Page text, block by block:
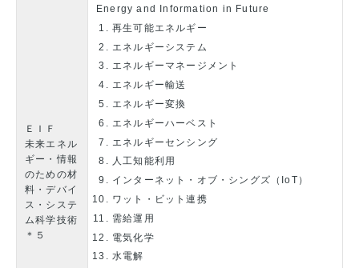
ＥＩＦ
未来エネル
ギー・情報
のための材
料・デバイ
ス・システ
ム科学技術
＊５
Energy and Information in Future
再生可能エネルギー
エネルギーシステム
エネルギーマネージメント
エネルギー輸送
エネルギー変換
エネルギーハーベスト
エネルギーセンシング
人工知能利用
インターネット・オブ・シングズ（IoT）
ワット・ビット連携
需給運用
電気化学
水電解